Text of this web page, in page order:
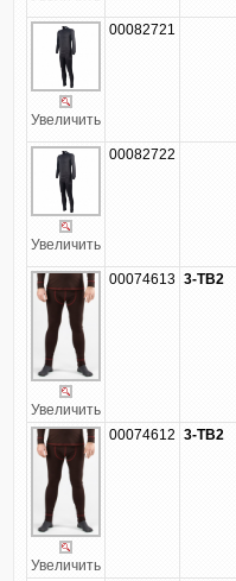
Увеличить
00082721
Увеличить
00082722
Увеличить
00074613 3-TB2
Увеличить
00074612 3-TB2